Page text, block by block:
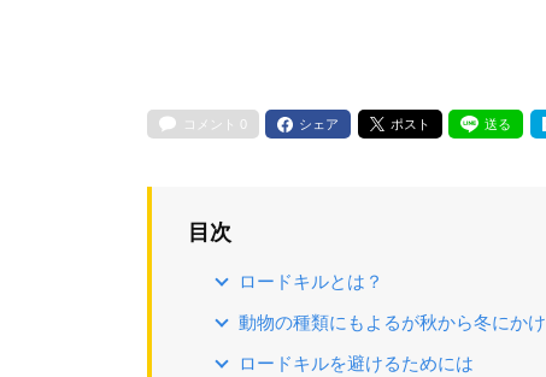
コメント 0 シェア ポスト 送る
目次
ロードキルとは？
動物の種類にもよるが秋から冬にか
ロードキルを避けるためには